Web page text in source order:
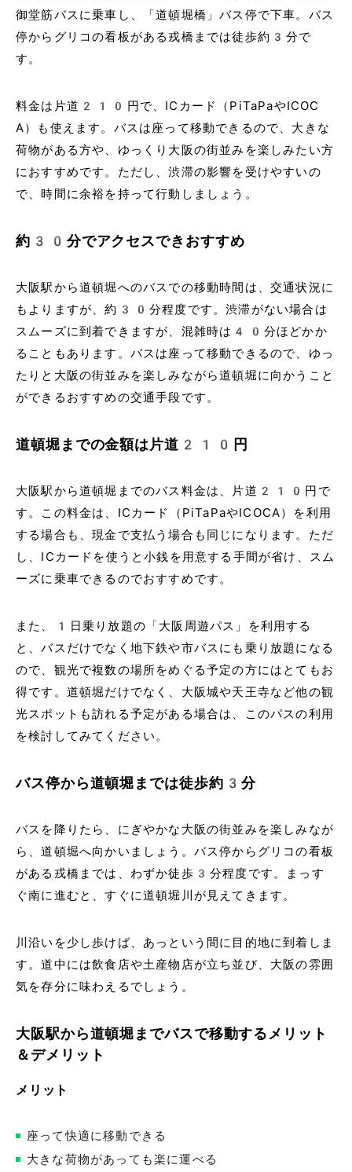
御堂筋バスに乗車し、「道頓堀橋」バス停で下車。バス
停からグリコの看板がある戎橋までは徒歩約3分で
す。
料金は片道210円で、ICカード（PiTaPaやICOC
A）も使えます。バスは座って移動できるので、大きな
荷物がある方や、ゆっくり大阪の街並みを楽しみたい方
におすすめです。ただし、渋滞の影響を受けやすいの
で、時間に余裕を持って行動しましょう。
約30分でアクセスできおすすめ
大阪駅から道頓堀へのバスでの移動時間は、交通状況に
もよりますが、約30分程度です。渋滞がない場合は
スムーズに到着できますが、混雑時は40分ほどかか
ることもあります。バスは座って移動できるので、ゆっ
たりと大阪の街並みを楽しみながら道頓堀に向かうこと
ができるおすすめの交通手段です。
道頓堀までの金額は片道210円
大阪駅から道頓堀までのバス料金は、片道210円で
す。この料金は、ICカード（PiTaPaやICOCA）を利用
する場合も、現金で支払う場合も同じになります。ただ
し、ICカードを使うと小銭を用意する手間が省け、スム
ーズに乗車できるのでおすすめです。
また、1日乗り放題の「大阪周遊パス」を利用する
と、バスだけでなく地下鉄や市バスにも乗り放題になる
ので、観光で複数の場所をめぐる予定の方にはとてもお
得です。道頓堀だけでなく、大阪城や天王寺など他の観
光スポットも訪れる予定がある場合は、このパスの利用
を検討してみてください。
バス停から道頓堀までは徒歩約3分
バスを降りたら、にぎやかな大阪の街並みを楽しみなが
ら、道頓堀へ向かいましょう。バス停からグリコの看板
がある戎橋までは、わずか徒歩3分程度です。まっす
ぐ南に進むと、すぐに道頓堀川が見えてきます。
川沿いを少し歩けば、あっという間に目的地に到着しま
す。道中には飲食店や土産物店が立ち並び、大阪の雰囲
気を存分に味わえるでしょう。
大阪駅から道頓堀までバスで移動するメリット
＆デメリット
メリット
座って快適に移動できる
大きな荷物があっても楽に運べる